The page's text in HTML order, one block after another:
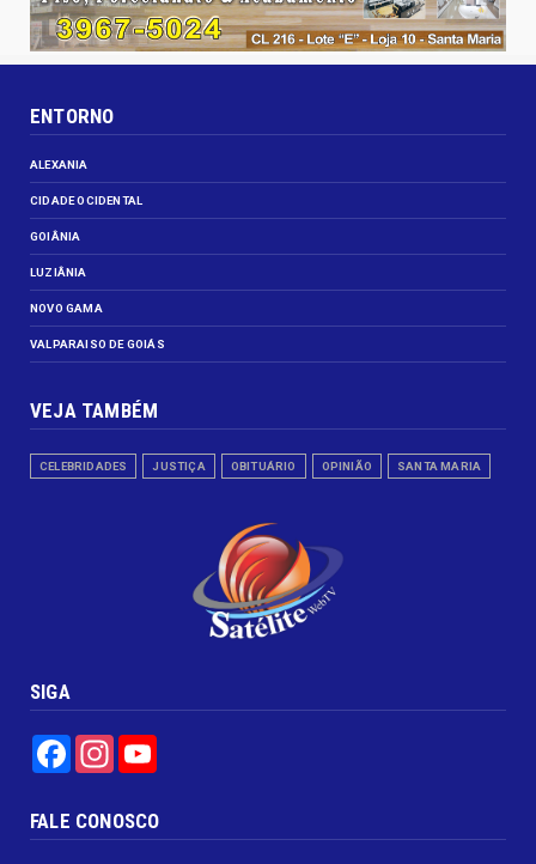
ENTORNO
ALEXANIA
CIDADE OCIDENTAL
GOIÂNIA
LUZIÂNIA
NOVO GAMA
VALPARAISO DE GOIÁS
VEJA TAMBÉM
CELEBRIDADES JUSTIÇA OBITUÁRIO OPINIÃO SANTA MARIA
SIGA
FacebookInstagram
FALE CONOSCO